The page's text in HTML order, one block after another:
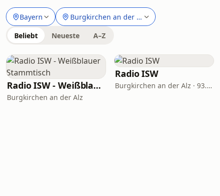
Bayern Burgkirchen an der Alz
Beliebt Neueste A–Z
Radio ISW - Weißblauer Stammtisch
Burgkirchen an der Alz
Radio ISW
Burgkirchen an der Alz · 93.1 FM